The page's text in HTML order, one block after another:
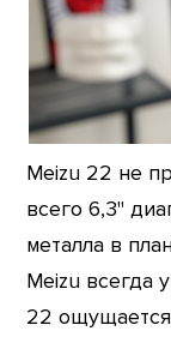
Meizu 22 не
всего 6,3"
металла в
Meizu всегда
22 ощущается